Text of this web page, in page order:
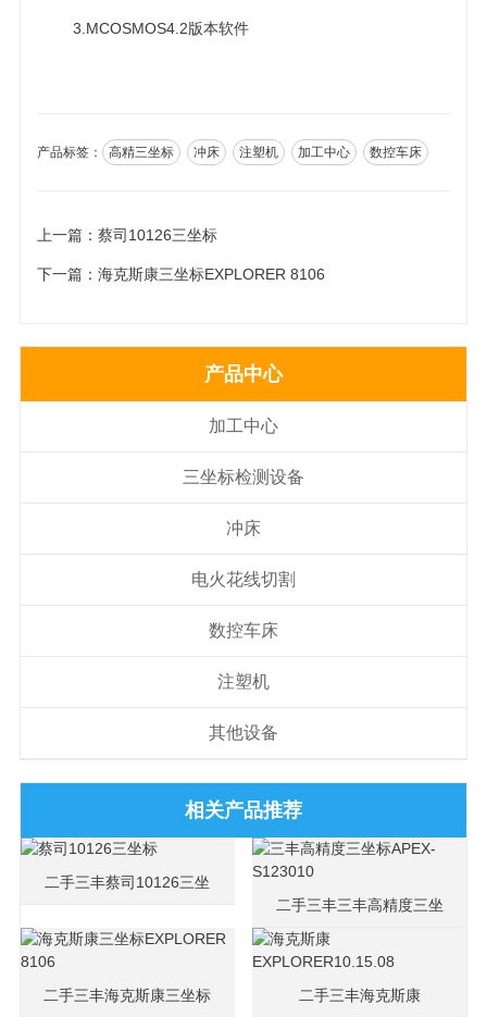
3.MCOSMOS4.2版本软件
产品标签： 高精三坐标 冲床 注塑机 加工中心 数控车床
上一篇： 蔡司10126三坐标
下一篇： 海克斯康三坐标EXPLORER 8106
产品中心
加工中心
三坐标检测设备
冲床
电火花线切割
数控车床
注塑机
其他设备
相关产品推荐
二手三丰蔡司10126三坐
二手三丰三丰高精度三坐
标APEX-S123010
二手三丰海克斯康三坐标 二手三丰海克斯康